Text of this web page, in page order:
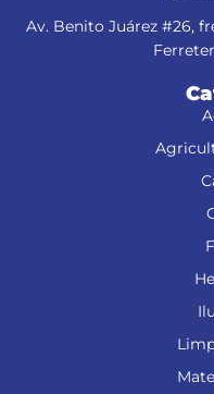
Av. Benito Juárez #26,